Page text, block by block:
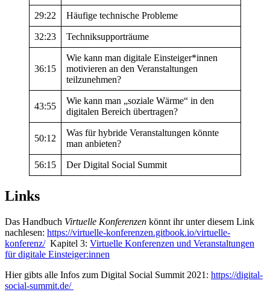
29:22 Häufige technische Probleme
32:23 Techniksupporträume
36:15
Wie kann man digitale Einsteiger*innen
motivieren an den Veranstaltungen
teilzunehmen?
43:55
Wie kann man „soziale Wärme“ in den
digitalen Bereich übertragen?
50:12
Was für hybride Veranstaltungen könnte
man anbieten?
56:15 Der Digital Social Summit
Links
Das Handbuch Virtuelle Konferenzen könnt ihr unter diesem Link
nachlesen: https://virtuelle-konferenzen.gitbook.io/virtuelle-
konferenz/Kapitel 3: Virtuelle Konferenzen und Veranstaltungen
für digitale Einsteiger:innen
Hier gibts alle Infos zum Digital Social Summit 2021: https://digital-
social-summit.de/